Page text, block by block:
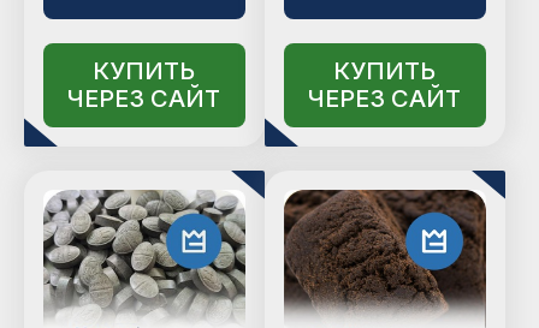
КУПИТЬ
ЧЕРЕЗ САЙТ
КУПИТЬ
ЧЕРЕЗ САЙТ